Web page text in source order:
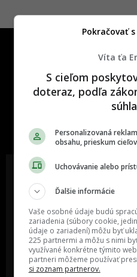
One time
najzabávnejšie
Oslov reklamou viac ako milión
ľudí v rôznych vekových
kategóriách a na rôznych
sociálnych sieťach a nakopni svoj
biznis alebo produkt.
MÁM ZÁUJEM O
SPOLUPRÁCU
Víta ťa
S cieľom
doteraz, podľa
Personalizovaná
obsahu, prieskum
Uchovávanie alebo
Ďalšie informácie
Vaše osobné údaje budú
zariadenia (súbory cookie,
údaje o zariadení) môžu byť
225 partnermi a môžu s nimi
využívané konkrétne týmito
partneri môžeme používať
si zoznam partnerov.
Pokračovať